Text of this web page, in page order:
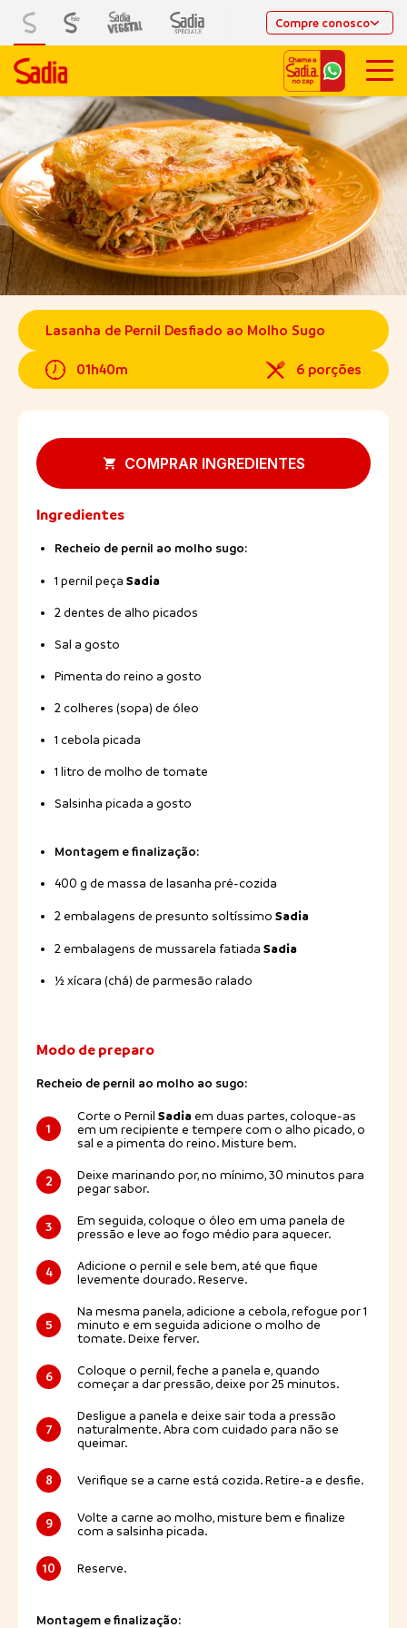
Compre conosco
Lasanha de Pernil Desfiado ao Molho Sugo
01h40m 6 porções
COMPRAR INGREDIENTES
Ingredientes
Recheio de pernil ao molho sugo:
1 pernil peça Sadia
2 dentes de alho picados
Sal a gosto
Pimenta do reino a gosto
2 colheres (sopa) de óleo
1 cebola picada
1 litro de molho de tomate
Salsinha picada a gosto
Montagem e finalização:
400 g de massa de lasanha pré-cozida
2 embalagens de presunto soltíssimo Sadia
2 embalagens de mussarela fatiada Sadia
½ xícara (chá) de parmesão ralado
Modo de preparo
Recheio de pernil ao molho ao sugo:
1
Corte o Pernil Sadia em duas partes, coloque-as
em um recipiente e tempere com o alho picado, o
sal e a pimenta do reino. Misture bem.
2
Deixe marinando por, no mínimo, 30 minutos para
pegar sabor.
3
Em seguida, coloque o óleo em uma panela de
pressão e leve ao fogo médio para aquecer.
4
Adicione o pernil e sele bem, até que fique
levemente dourado. Reserve.
5
Na mesma panela, adicione a cebola, refogue por 1
minuto e em seguida adicione o molho de
tomate. Deixe ferver.
6
Coloque o pernil, feche a panela e, quando
começar a dar pressão, deixe por 25 minutos.
7
Desligue a panela e deixe sair toda a pressão
naturalmente. Abra com cuidado para não se
queimar.
8 Verifique se a carne está cozida. Retire-a e desfie.
9
Volte a carne ao molho, misture bem e finalize
com a salsinha picada.
10 Reserve.
Montagem e finalização: